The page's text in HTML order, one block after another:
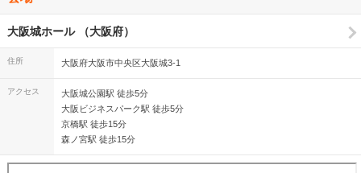
大阪城ホール （大阪府）
住所 大阪府大阪市中央区大阪城3-1
アクセス
大阪城公園駅 徒歩5分
大阪ビジネスパーク駅 徒歩5分
京橋駅 徒歩15分
森ノ宮駅 徒歩15分